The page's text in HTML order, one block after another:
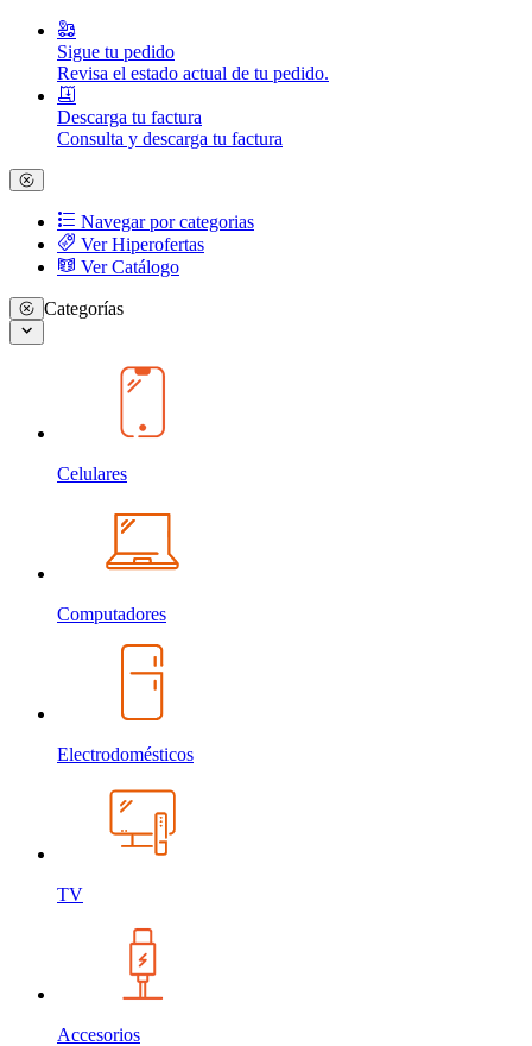
Sigue tu pedido
Revisa el estado actual de tu pedido.
Descarga tu factura
Consulta y descarga tu factura
Navegar por categorias
Ver Hiperofertas
Ver Catálogo
Categorías
Celulares
Computadores
Electrodomésticos
TV
Accesorios